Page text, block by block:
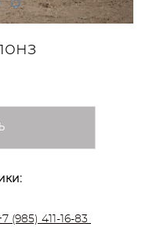
(985) 411-16-83